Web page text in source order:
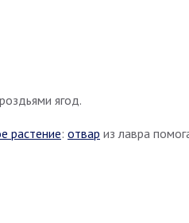
ягод.
растение: отвар из лавра